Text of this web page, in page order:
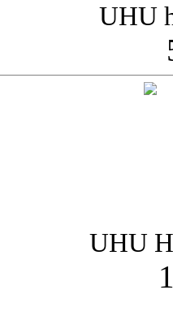
UHU
UHU